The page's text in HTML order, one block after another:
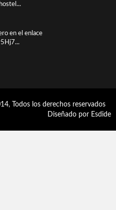
en el enlace
Todos los derechos reservados
Diseñado por Esdide